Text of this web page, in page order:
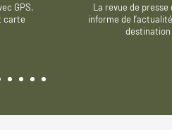
GPS,
carte
La revue de presse
informe de
destination